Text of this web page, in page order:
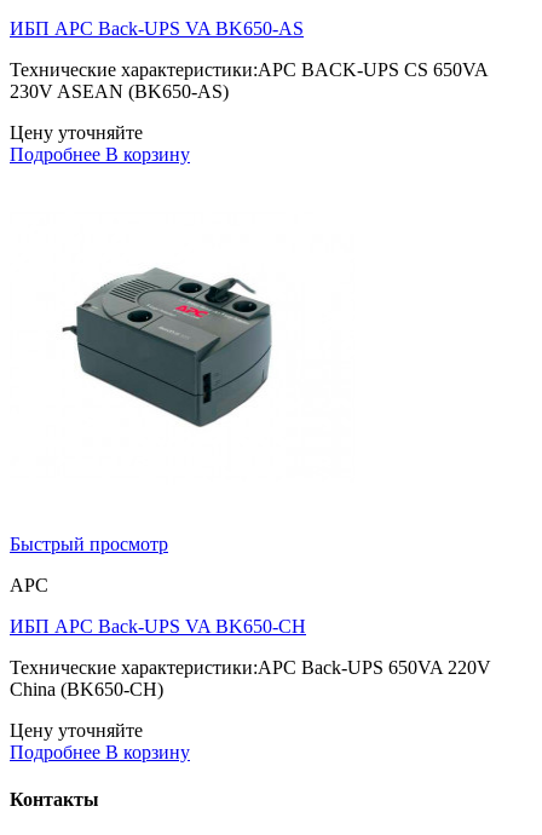
ИБП APC Back-UPS VA BK650-AS
Технические характеристики:APC BACK-UPS CS 650VA
230V ASEAN (BK650-AS)
Цену уточняйте
Подробнее В корзину
Быстрый просмотр
APC
ИБП APC Back-UPS VA BK650-CH
Технические характеристики:APC Back-UPS 650VA 220V
China (BK650-CH)
Цену уточняйте
Подробнее В корзину
Контакты